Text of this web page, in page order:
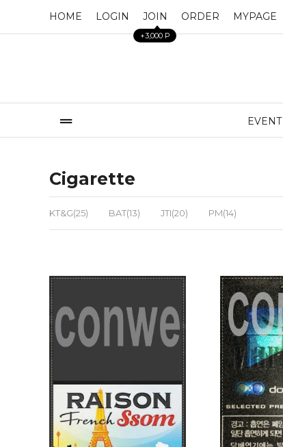
HOME LOGIN JOIN
+3,000 P
ORDER MYPAGE
EVENT
Cigarette
KT&G(25) BAT(13) JTI(20) PM(14)